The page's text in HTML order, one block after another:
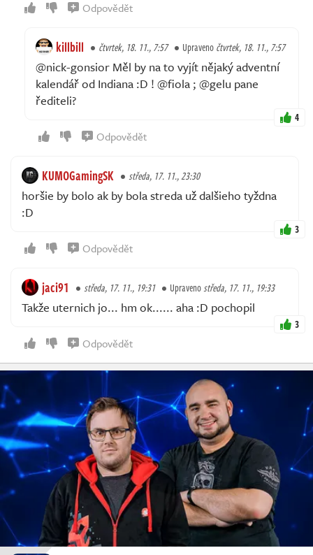
Odpovědět
killbill čtvrtek, 18. 11., 7:57 Upravenočtvrtek, 18. 11., 7:57
@nick-gonsior Měl by na to vyjít nějaký adventní
kalendář od Indiana :D ! @fiola ; @gelu pane
řediteli?
4
Odpovědět
KUMOGamingSK středa, 17. 11., 23:30
horšie by bolo ak by bola streda už dalšieho tyždna
:D
3
Odpovědět
jaci91 středa, 17. 11., 19:31 Upravenostředa, 17. 11., 19:33
Takže uternich jo... hm ok...... aha :D pochopil
3
Odpovědět